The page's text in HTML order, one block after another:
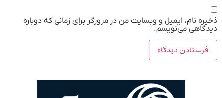
ذخیره نام، ایمیل و وبسایت من در مرورگر برای زمانی که دوباره
دیدگاهی می‌نویسم.